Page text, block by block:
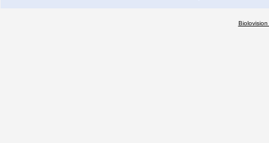
Biolovision